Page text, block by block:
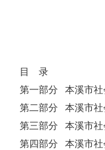
目 录
第一部分 本溪市社会
第二部分 本溪市社
第三部分 本溪市社会
第四部分 本溪市社会